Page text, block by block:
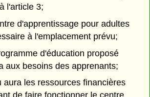
l'article 3;
d'apprentissage pour adultes
à l'emplacement prévu;
d'éducation proposé
aux besoins des apprenants;
aura les ressources financières